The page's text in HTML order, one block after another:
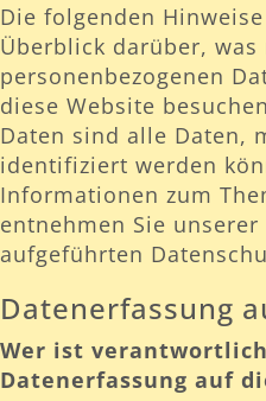
Die folgenden
Überblick darüber,
personenbezogenen
diese Website
Daten sind alle Daten,
identifiziert werden
Informationen zum
entnehmen Sie
aufgeführten
Datenerfassung
Wer ist
Datenerfassung auf